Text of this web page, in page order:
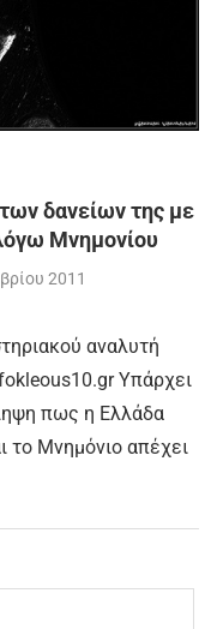
δανείων της με
Μνημονίου
2011
αναλυτή
Υπάρχει
πως η Ελλάδα
το Μνημόνιο απέχει